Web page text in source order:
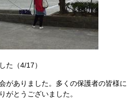
（4/17）
がありました。多くの保護者の皆様に
がとうございました。